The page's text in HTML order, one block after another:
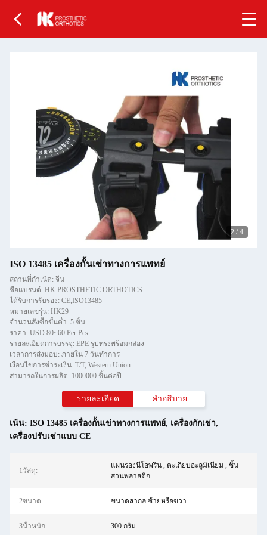
2 / 4
ISO 13485 เครื่องกั้นเข่าทางการแพทย์
สถานที่กำเนิด: จีน
ชื่อแบรนด์: HK PROSTHETIC ORTHOTICS
ได้รับการรับรอง: CE,ISO13485
หมายเลขรุ่น: HK29
จำนวนสั่งซื้อขั้นต่ำ: 5 ชิ้น
ราคา: USD 80~60 Per Pcs
รายละเอียดการบรรจุ: EPE รูปทรงพร้อมกล่อง
เวลาการส่งมอบ: ภายใน 7 วันทําการ
เงื่อนไขการชำระเงิน: T/T, Western Union
สามารถในการผลิต: 1000000 ชิ้นต่อปี
รายละเอียด คําอธิบาย
เน้น: ISO 13485 เครื่องกั้นเข่าทางการแพทย์, เครื่องกักเข่า,
เครื่องปรับเข่าแบบ CE
1วัสดุ:
แผ่นรองนีโอพรีน , ตะเกียบอะลูมิเนียม , ชิ้น
ส่วนพลาสติก
2ขนาด: ขนาดสากล ซ้ายหรือขวา
3น้ําหนัก: 300 กรัม